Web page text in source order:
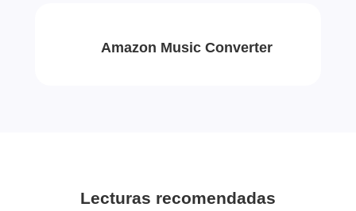
Amazon Music Converter
Lecturas recomendadas